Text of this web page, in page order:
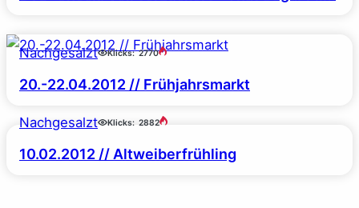
Nachgesalzt Klicks: 2770
20.-22.04.2012 // Frühjahrsmarkt
Nachgesalzt Klicks: 2882
10.02.2012 // Altweiberfrühling